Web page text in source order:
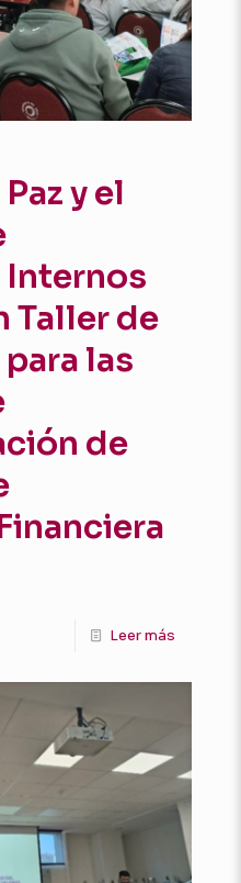
y el
Taller de
las
de
Leer más